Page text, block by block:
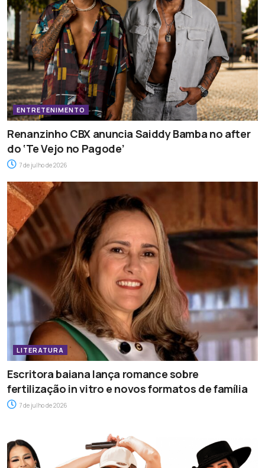
ENTRETENIMENTO
Renanzinho CBX anuncia Saiddy Bamba no after
do ‘Te Vejo no Pagode’
7 de julho de 2026
LITERATURA
Escritora baiana lança romance sobre
fertilização in vitro e novos formatos de família
7 de julho de 2026